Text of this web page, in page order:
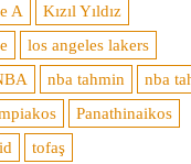
A
Kızıl Yıldız
los angeles lakers
nba tahmin
nba
Panathinaikos
tofaş